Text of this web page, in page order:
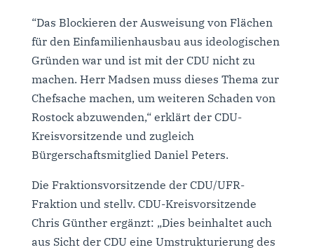
“Das Blockieren der Ausweisung von Flächen
für den Einfamilienhausbau aus ideologischen
Gründen war und ist mit der CDU nicht zu
machen. Herr Madsen muss dieses Thema zur
Chefsache machen, um weiteren Schaden von
Rostock abzuwenden,“ erklärt der CDU-
Kreisvorsitzende und zugleich
Bürgerschaftsmitglied Daniel Peters.
Die Fraktionsvorsitzende der CDU/UFR-
Fraktion und stellv. CDU-Kreisvorsitzende
Chris Günther ergänzt: „Dies beinhaltet auch
aus Sicht der CDU eine Umstrukturierung des